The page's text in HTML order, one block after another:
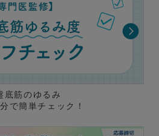
底筋のゆるみ
で簡単チェック！